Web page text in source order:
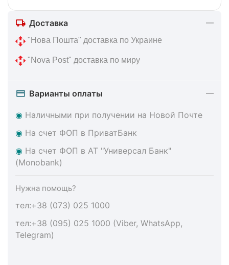
Доставка
"Нова Пошта" доставка по Украине
"Nova Post" доставка по миру
Варианты оплаты
◉ Наличными при получении на Новой Почте
◉ На счет ФОП в ПриватБанк
◉ На счет ФОП в АТ "Универсал Банк"
(Monobank)
Нужна помощь?
тел:+38 (073) 025 1000
тел:+38 (095) 025 1000 (Viber, WhatsApp,
Telegram)